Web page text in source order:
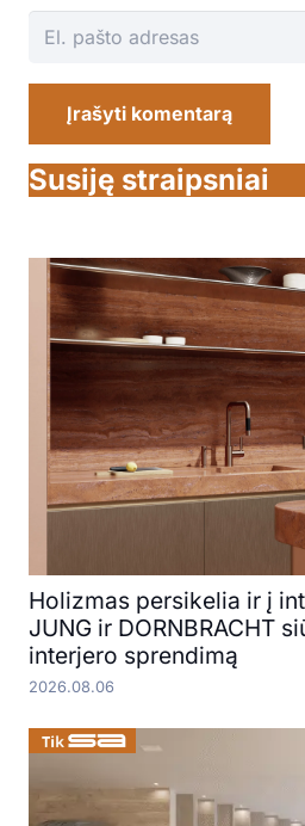
Įrašyti komentarą
Susiję straipsniai
Holizmas persikelia ir į
JUNG ir DORNBRACHT
interjero sprendimą
2026.08.06